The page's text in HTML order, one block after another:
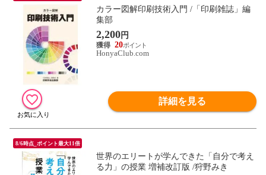
カラー図解印刷技術入門 /「印刷雑誌」編
集部
2,200円
20
HonyaClub.com
詳細を見る
8/6時点_ポイント最大11倍
世界のエリートが学んできた「自分で考え
る力」の授業 増補改訂版 /狩野みき